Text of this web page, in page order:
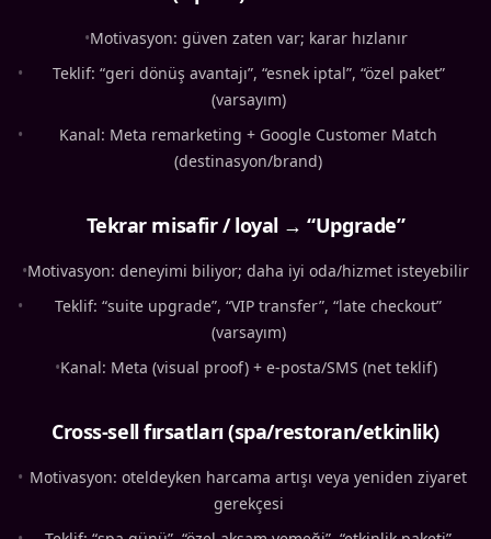
•Motivasyon: güven zaten var; karar hızlanır
•
Teklif: “geri dönüş avantajı”, “esnek iptal”, “özel paket”
(varsayım)
•
Kanal: Meta remarketing + Google Customer Match
(destinasyon/brand)
Tekrar misafir / loyal → “Upgrade”
•Motivasyon: deneyimi biliyor; daha iyi oda/hizmet isteyebilir
•
Teklif: “suite upgrade”, “VIP transfer”, “late checkout”
(varsayım)
•Kanal: Meta (visual proof) + e-posta/SMS (net teklif)
Cross-sell fırsatları (spa/restoran/etkinlik)
• Motivasyon: oteldeyken harcama artışı veya yeniden ziyaret
gerekçesi